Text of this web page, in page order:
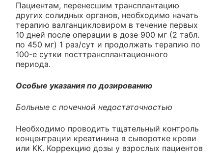
Пациентам, перенесшим трансплантацию
других солидных органов, необходимо начать
терапию валганцикловиром в течение первых
10 дней после операции в дозе 900 мг (2 табл.
по 450 мг) 1 раз/сут и продолжать терапию по
100-е сутки посттрансплантационного
периода.
Особые указания по дозированию
Больные с почечной недостаточностью
Необходимо проводить тщательный контроль
концентрации креатинина в сыворотке крови
или КК. Коррекцию дозы у взрослых пациентов